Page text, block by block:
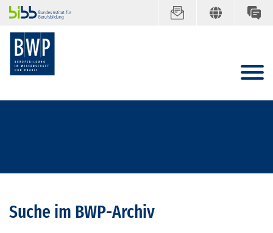
Suche im BWP-Archiv